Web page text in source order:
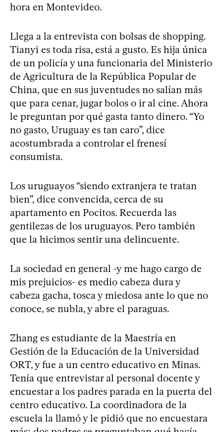
hora en Montevideo.
Llega a la entrevista con bolsas de shopping.
Tianyi es toda risa, está a gusto. Es hija única
de un policía y una funcionaria del Ministerio
de Agricultura de la República Popular de
China, que en sus juventudes no salían más
que para cenar, jugar bolos o ir al cine. Ahora
le preguntan por qué gasta tanto dinero. “Yo
no gasto, Uruguay es tan caro”, dice
acostumbrada a controlar el frenesí
consumista.
Los uruguayos “siendo extranjera te tratan
bien”, dice convencida, cerca de su
apartamento en Pocitos. Recuerda las
gentilezas de los uruguayos. Pero también
que la hicimos sentir una delincuente.
La sociedad en general -y me hago cargo de
mis prejuicios- es medio cabeza dura y
cabeza gacha, tosca y miedosa ante lo que no
conoce, se nubla, y abre el paraguas.
Zhang es estudiante de la Maestría en
Gestión de la Educación de la Universidad
ORT, y fue a un centro educativo en Minas.
Tenía que entrevistar al personal docente y
encuestar a los padres parada en la puerta del
centro educativo. La coordinadora de la
escuela la llamó y le pidió que no encuestara